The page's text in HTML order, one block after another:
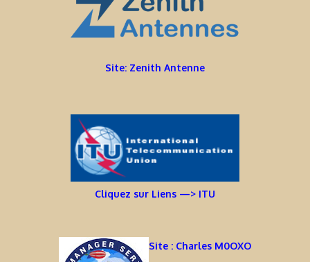
Site: Zenith Antenne
Cliquez sur Liens —> ITU
Site : Charles M0OXO